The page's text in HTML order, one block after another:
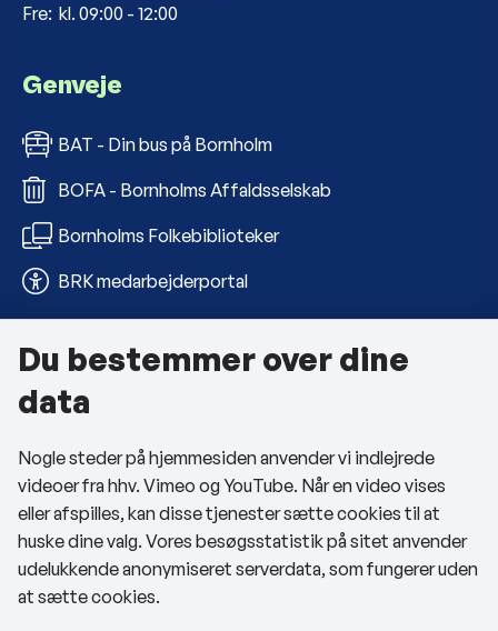
Fre: kl. 09:00 - 12:00
Genveje
BAT - Din bus på Bornholm
BOFA - Bornholms Affaldsselskab
Bornholms Folkebiblioteker
BRK medarbejderportal
Om kommunen
Kontakt os
Telefon- og åbningstider
Tilgængelighedserklæring
Privatlivspolitik
Cookies
Du bestemmer over dine
data
Nogle steder på hjemmesiden anvender vi indlejrede
videoer fra hhv. Vimeo og YouTube. Når en video vises
eller afspilles, kan disse tjenester sætte cookies til at
huske dine valg. Vores besøgsstatistik på sitet anvender
udelukkende anonymiseret serverdata, som fungerer uden
at sætte cookies.